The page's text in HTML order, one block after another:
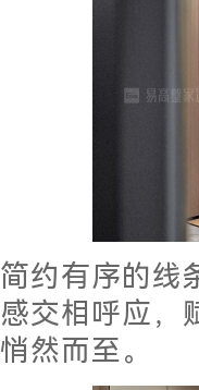
简约有序的线
感交相呼应，
悄然而至。